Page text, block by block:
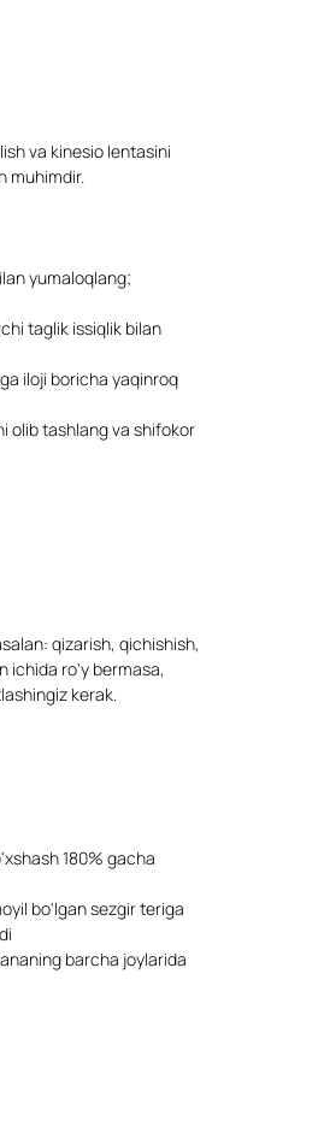
va kinesio lentasini
muhimdir.
yumaloqlang;
taglik issiqlik bilan
iloji boricha yaqinroq
olib tashlang va shifokor
qizarish, qichishish,
ichida ro'y bermasa,
kerak.
180% gacha
bo'lgan sezgir teriga
barcha joylarida